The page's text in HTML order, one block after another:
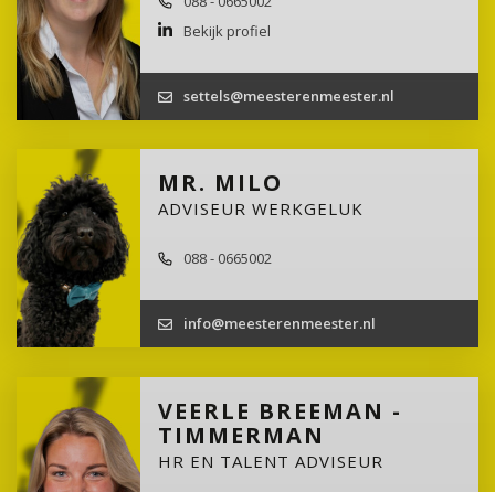
Bekijk profiel
settels@meesterenmeester.nl
MR. MILO
ADVISEUR WERKGELUK
088 - 0665002
info@meesterenmeester.nl
VEERLE BREEMAN -
TIMMERMAN
HR EN TALENT ADVISEUR